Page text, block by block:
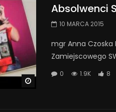
Absolwenci
10 MARCA 2015
mgr Anna Czoska
Zamiejscowego
0 1.9K 8